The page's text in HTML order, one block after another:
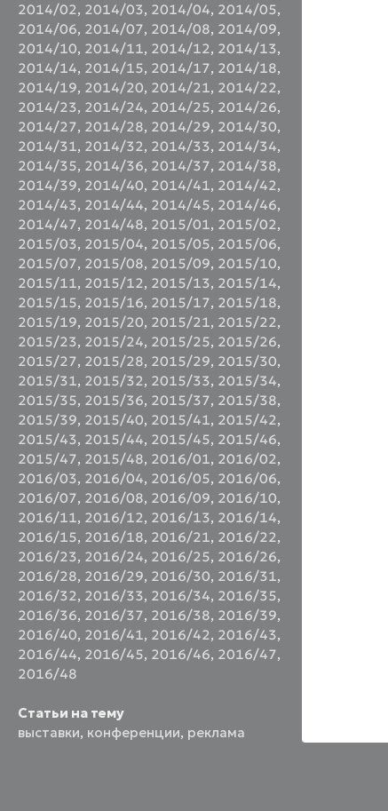
2014/02, 2014/03, 2014/04, 2014/05,
2014/06, 2014/07, 2014/08, 2014/09,
2014/10, 2014/11, 2014/12, 2014/13,
2014/14, 2014/15, 2014/17, 2014/18,
2014/19, 2014/20, 2014/21, 2014/22,
2014/23, 2014/24, 2014/25, 2014/26,
2014/27, 2014/28, 2014/29, 2014/30,
2014/31, 2014/32, 2014/33, 2014/34,
2014/35, 2014/36, 2014/37, 2014/38,
2014/39, 2014/40, 2014/41, 2014/42,
2014/43, 2014/44, 2014/45, 2014/46,
2014/47, 2014/48, 2015/01, 2015/02,
2015/03, 2015/04, 2015/05, 2015/06,
2015/07, 2015/08, 2015/09, 2015/10,
2015/11, 2015/12, 2015/13, 2015/14,
2015/15, 2015/16, 2015/17, 2015/18,
2015/19, 2015/20, 2015/21, 2015/22,
2015/23, 2015/24, 2015/25, 2015/26,
2015/27, 2015/28, 2015/29, 2015/30,
2015/31, 2015/32, 2015/33, 2015/34,
2015/35, 2015/36, 2015/37, 2015/38,
2015/39, 2015/40, 2015/41, 2015/42,
2015/43, 2015/44, 2015/45, 2015/46,
2015/47, 2015/48, 2016/01, 2016/02,
2016/03, 2016/04, 2016/05, 2016/06,
2016/07, 2016/08, 2016/09, 2016/10,
2016/11, 2016/12, 2016/13, 2016/14,
2016/15, 2016/18, 2016/21, 2016/22,
2016/23, 2016/24, 2016/25, 2016/26,
2016/28, 2016/29, 2016/30, 2016/31,
2016/32, 2016/33, 2016/34, 2016/35,
2016/36, 2016/37, 2016/38, 2016/39,
2016/40, 2016/41, 2016/42, 2016/43,
2016/44, 2016/45, 2016/46, 2016/47,
2016/48
Статьи на тему
выставки, конференции, реклама